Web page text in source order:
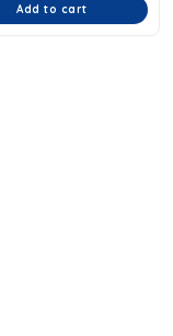
Add to cart